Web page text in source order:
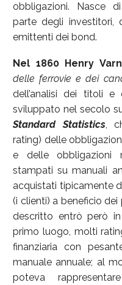
obbligazioni. Nasce
parte degli investitori,
emittenti dei bond.
Nel 1860 Henry
delle ferrovie e dei
dell’analisi dei titoli
sviluppato nel secolo
Standard Statistics,
rating) delle
e delle obbligazioni
stampati su manuali
acquistati tipicamente
(i clienti) a beneficio
descritto entrò però
primo luogo, molti
finanziaria con
manuale annuale; al
poteva